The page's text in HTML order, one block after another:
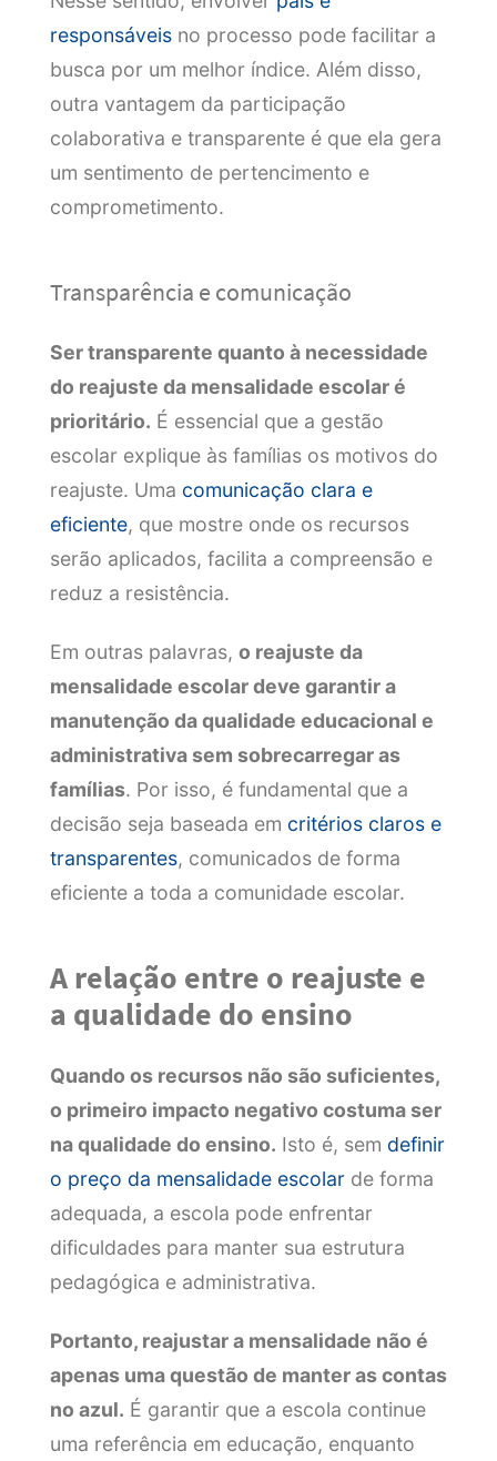
responsáveisno processo pode facilitar a
busca por um melhor índice. Além disso,
outra vantagem da participação
colaborativa e transparente é que ela gera
um sentimento de pertencimento e
comprometimento.
Transparência e comunicação
Ser transparente quanto à necessidade
do reajuste da mensalidade escolar é
prioritário. É essencial que a gestão
escolar explique às famílias os motivos do
reajuste. Uma comunicação clara e
eficiente, que mostre onde os recursos
serão aplicados, facilita a compreensão e
reduz a resistência.
Em outras palavras, o reajuste da
mensalidade escolar deve garantir a
manutenção da qualidade educacional e
administrativa sem sobrecarregar as
famílias. Por isso, é fundamental que a
decisão seja baseada em critérios claros e
transparentes, comunicados de forma
eficiente a toda a comunidade escolar.
A relação entre o reajuste e
a qualidade do ensino
Quando os recursos não são suficientes,
o primeiro impacto negativo costuma ser
na qualidade do ensino. Isto é, sem definir
o preço da mensalidade escolarde forma
adequada, a escola pode enfrentar
dificuldades para manter sua estrutura
pedagógica e administrativa.
Portanto, reajustar a mensalidade não é
apenas uma questão de manter as contas
no azul. É garantir que a escola continue
uma referência em educação, enquanto